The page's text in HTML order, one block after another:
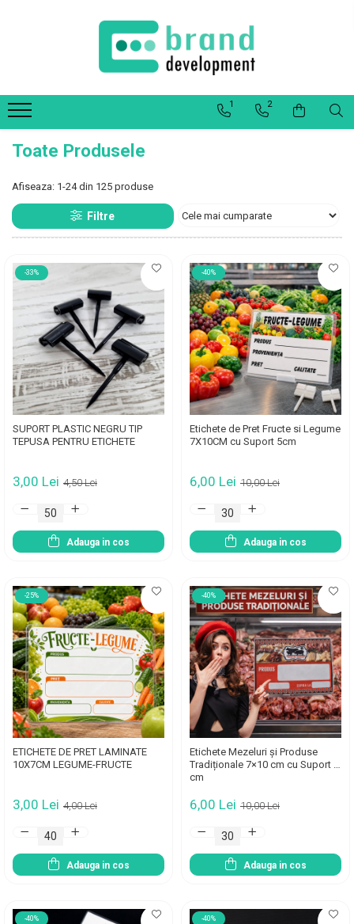
Office Elixir Capsule
Postere
1 2
Toate Produsele
Afiseaza: 1-24din 125 produse
Filtre
-33%
SUPORT PLASTIC NEGRU TIP
TEPUSA PENTRU ETICHETE
4,50 Lei
3,00 Lei
Adauga in cos
-40%
Etichete de Pret Fructe si Legume
7X10CM cu Suport 5cm
10,00 Lei
6,00 Lei
Adauga in cos
-25%
ETICHETE DE PRET LAMINATE
10X7CM LEGUME-FRUCTE
4,00 Lei
3,00 Lei
Adauga in cos
-40%
Etichete Mezeluri și Produse
Tradiționale 7×10 cm cu Suport 5
cm
10,00 Lei
6,00 Lei
Adauga in cos
-40% -40%